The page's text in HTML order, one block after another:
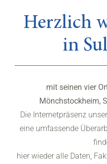
Herzlich
in
mit seinen vier
Mönchstockheim,
Die Internetpräsenz
eine umfassende
hier wieder alle Daten,